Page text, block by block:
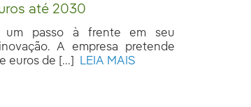
até 2030
um passo à frente em seu
A empresa pretende
euros de [...]
LEIA MAIS